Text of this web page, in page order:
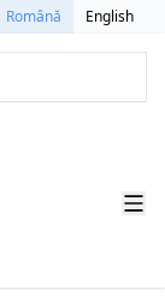
Română English